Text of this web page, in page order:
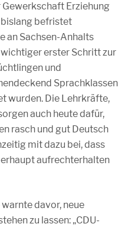
Erziehung
bislang befristet
an Sachsen-Anhalts
wichtiger erster Schritt zur
und
Sprachklassen
wurden. Die Lehrkräfte,
auch heute dafür,
rasch und gut Deutsch
mit dazu bei, dass
aufrechterhalten
davor, neue
zu lassen: „CDU-